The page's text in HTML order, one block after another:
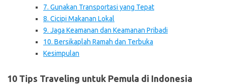
7. Gunakan Transportasi yang Tepat
8. Cicipi Makanan Lokal
9. Jaga Keamanan dan Keamanan Pribadi
10. Bersikaplah Ramah dan Terbuka
Kesimpulan
10 Tips Traveling untuk Pemula di Indonesia